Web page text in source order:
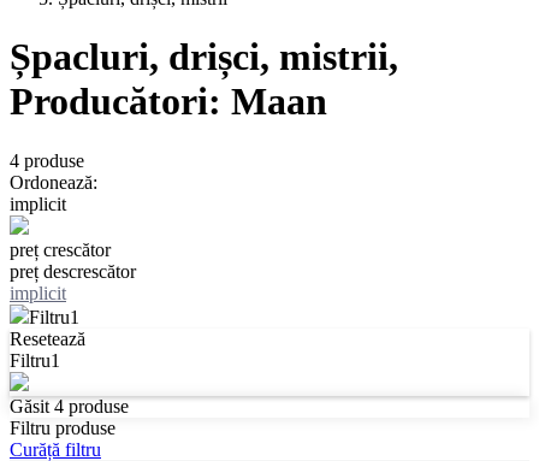
Șpacluri, drișci, mistrii,
Producători: Maan
4 produse
Ordonează:
implicit
preț crescător
preț descrescător
implicit
Filtru1
Resetează
Filtru1
Găsit 4 produse
Filtru produse
Curăță filtru